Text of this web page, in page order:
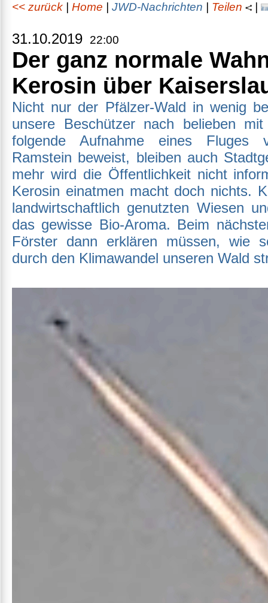
<< zurück Home JWD-Nachrichten Teilen
31.10.2019 22:00
Der ganz normale
Kerosin über
Nicht nur der Pfälzer-Wald in wenig
unsere Beschützer nach belieben
folgende Aufnahme eines Fluges
Ramstein beweist, bleiben auch
mehr wird die Öffentlichkeit nicht
Kerosin einatmen macht doch nichts.
landwirtschaftlich genutzten Wiesen
das gewisse Bio-Aroma. Beim
Förster dann erklären müssen, wie
durch den Klimawandel unseren Wald